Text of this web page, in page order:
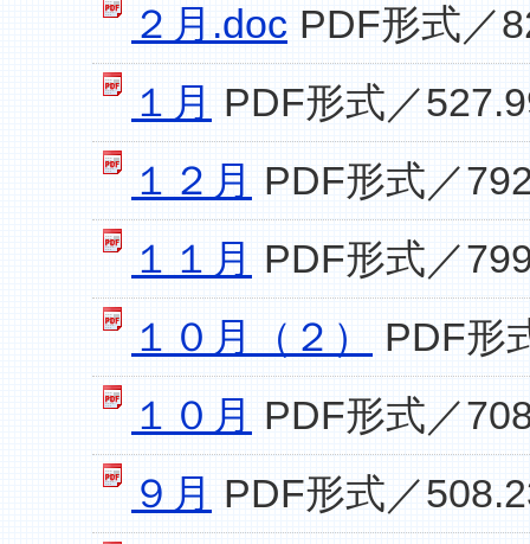
２月.doc PDF形式／
１月 PDF形式／
１２月 PDF形式／
１１月 PDF形式／
１０月（２）
PDF形
１０月 PDF形式／
９月 PDF形式／